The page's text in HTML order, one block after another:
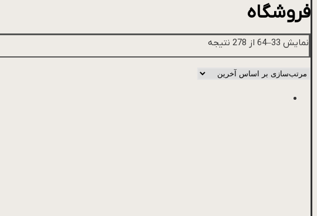
فروشگاه
نمایش 33–64 از 278 نتیجه